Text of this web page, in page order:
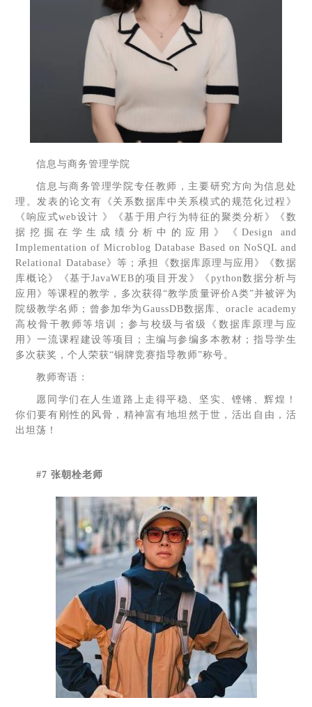
信息与商务管理学院
信息与商务管理学院专任教师，主要研究方向为信息处
理。发表的论文有《关系数据库中关系模式的规范化过程》
《响应式web设计 》《基于用户行为特征的聚类分析》《数
据挖掘在学生成绩分析中的应用》《Design and
Implementation of Microblog Database Based on NoSQL and
Relational Database》等；承担《数据库原理与应用》《数据
库概论》《基于JavaWEB的项目开发》《python数据分析与
应用》等课程的教学，多次获得“教学质量评价A类”并被评为
院级教学名师；曾参加华为GaussDB数据库、oracle academy
高校骨干教师等培训；参与校级与省级《数据库原理与应
用》一流课程建设等项目；主编与参编多本教材；指导学生
多次获奖，个人荣获“铜牌竞赛指导教师”称号。
教师寄语：
愿同学们在人生道路上走得平稳、坚实、铿锵、辉煌！
你们要有刚性的风骨，精神富有地坦然于世，活出自由，活
出坦荡！
#7 张朝栓老师